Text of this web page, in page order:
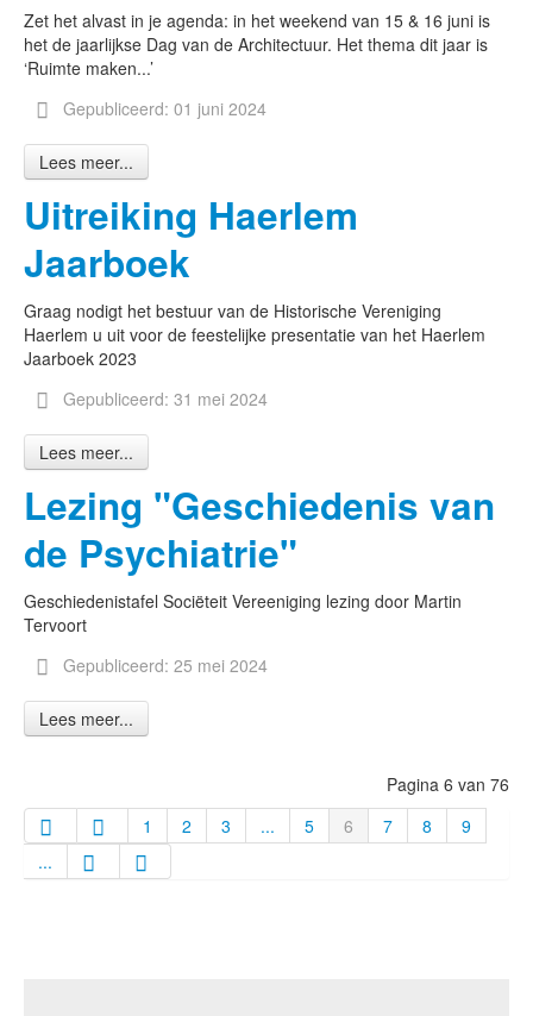
Zet het alvast in je agenda: in het weekend van 15 & 16 juni is
het de jaarlijkse Dag van de Architectuur. Het thema dit jaar is
‘Ruimte maken...’
Gepubliceerd: 01 juni 2024
Lees meer...
Uitreiking Haerlem
Jaarboek
Graag nodigt het bestuur van de Historische Vereniging
Haerlem u uit voor de feestelijke presentatie van het Haerlem
Jaarboek 2023
Gepubliceerd: 31 mei 2024
Lees meer...
Lezing "Geschiedenis van
de Psychiatrie"
Geschiedenistafel Sociëteit Vereeniging lezing door Martin
Tervoort
Gepubliceerd: 25 mei 2024
Lees meer...
Pagina 6 van 76
1
2 3 ... 5 6 7 8
9
...